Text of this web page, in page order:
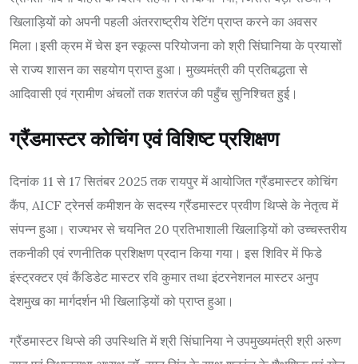
खिलाड़ियों को अपनी पहली अंतरराष्ट्रीय रेटिंग प्राप्त करने का अवसर
मिला।इसी क्रम में चेस इन स्कूल्स परियोजना को श्री सिंघानिया के प्रयासों
से राज्य शासन का सहयोग प्राप्त हुआ। मुख्यमंत्री की प्रतिबद्धता से
आदिवासी एवं ग्रामीण अंचलों तक शतरंज की पहुँच सुनिश्चित हुई।
ग्रैंडमास्टर कोचिंग एवं विशिष्ट प्रशिक्षण
दिनांक 11 से 17 सितंबर 2025 तक रायपुर में आयोजित ग्रैंडमास्टर कोचिंग
कैंप, AICF ट्रेनर्स कमीशन के सदस्य ग्रैंडमास्टर प्रवीण थिप्से के नेतृत्व में
संपन्न हुआ। राज्यभर से चयनित 20 प्रतिभाशाली खिलाड़ियों को उच्चस्तरीय
तकनीकी एवं रणनीतिक प्रशिक्षण प्रदान किया गया। इस शिविर में फिडे
इंस्ट्रक्टर एवं कैंडिडेट मास्टर रवि कुमार तथा इंटरनेशनल मास्टर अनुप
देशमुख का मार्गदर्शन भी खिलाड़ियों को प्राप्त हुआ।
ग्रैंडमास्टर थिप्से की उपस्थिति में श्री सिंघानिया ने उपमुख्यमंत्री श्री अरुण